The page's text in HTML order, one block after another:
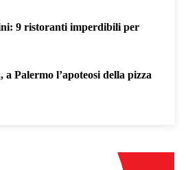
9 ristoranti imperdibili per
a Palermo l’apoteosi della pizza